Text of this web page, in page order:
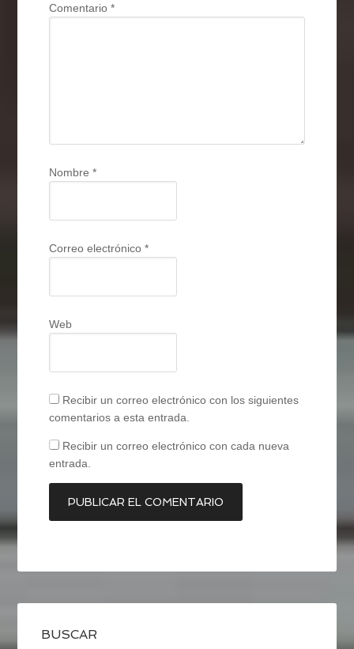
Comentario*
Nombre*
Correo electrónico*
Web
Recibir un correo electrónico con los siguientes
comentarios a esta entrada.
Recibir un correo electrónico con cada nueva
entrada.
BUSCAR